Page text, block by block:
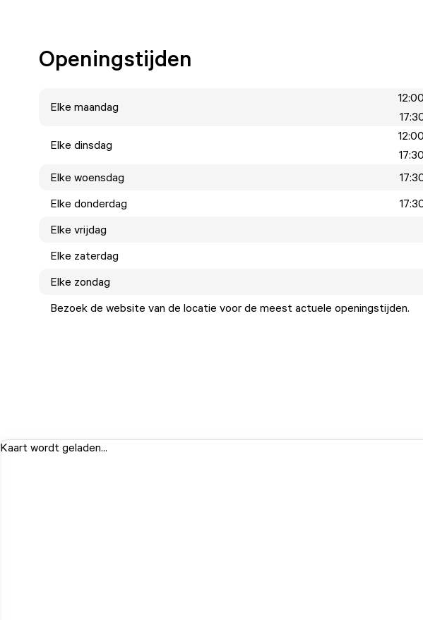
Openingstijden
Elke maandag
Elke dinsdag
Elke woensdag
Elke donderdag
Elke vrijdag
Elke zaterdag
Elke zondag
Bezoek de website van de locatie voor de meest actuele openingstijden.
Kaart wordt geladen...